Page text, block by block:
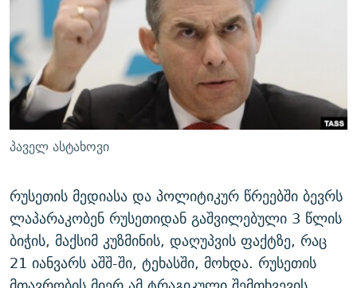
ᲛᲝᲚᲐᲞᲐᲠᲐᲙᲔ ᲢᲔᲥᲡᲢᲔᲑᲘ
ᲨᲘᲜ - ᲣᲪᲮᲝᲔᲗᲨᲘ
ᲚᲘᲢᲔᲠᲐᲢᲣᲠᲣᲚᲘ ᲬᲐᲮᲜᲐᲒᲔᲑᲘ
ᲐᲛᲔᲠᲘᲙᲣᲚᲘ ᲛᲝᲗᲮᲠᲝᲑᲐ
ᲘᲛᲞᲔᲠᲘᲐ ᲓᲐ ᲠᲐᲓᲘᲝ
ᲩᲔᲛᲘ ᲡᲘᲙᲕᲓᲘᲚᲘᲡ ᲛᲘᲖᲔᲖᲘᲐ COVID-19
11 ᲬᲔᲚᲘ - 11 ᲐᲛᲑᲐᲕᲘ
ᲡᲐᲞᲐᲠᲚᲐᲛᲔᲜᲢᲝ ᲐᲠᲩᲔᲕᲜᲔᲑᲘᲡ ᲘᲡᲢᲝᲠᲘᲐ
ᲑᲐᲕᲨᲕᲔᲑᲘ ᲞᲠᲝᲡᲢᲘᲢᲣᲪᲘᲐᲨᲘ - ᲐᲛᲝᲣᲗᲥᲛᲔᲚᲘ ᲐᲛᲑᲐᲕᲘ
5 ᲐᲛᲑᲐᲕᲘ - 20 ᲘᲕᲜᲘᲡᲡ ᲓᲐᲨᲐᲕᲔᲑᲣᲚᲔᲑᲘ
ᲐᲒᲕᲘᲡᲢᲝᲡ ᲝᲛᲘ
ПРИВЕТ ᲙᲣᲚᲢᲣᲠᲐ
ᲒᲐᲛᲝᲘᲬᲔᲠᲔ
რთე/რთ-ის ყველა საიტი
პაველ ასტახოვი
რუსეთის მედიასა და პოლიტიკურ წრეებში ბევრს
ლაპარაკობენ რუსეთიდან გაშვილებული 3 წლის
ბიჭის, მაქსიმ კუზმინის, დაღუპვის ფაქტზე, რაც
21 იანვარს აშშ-ში, ტეხასში, მოხდა. რუსეთის